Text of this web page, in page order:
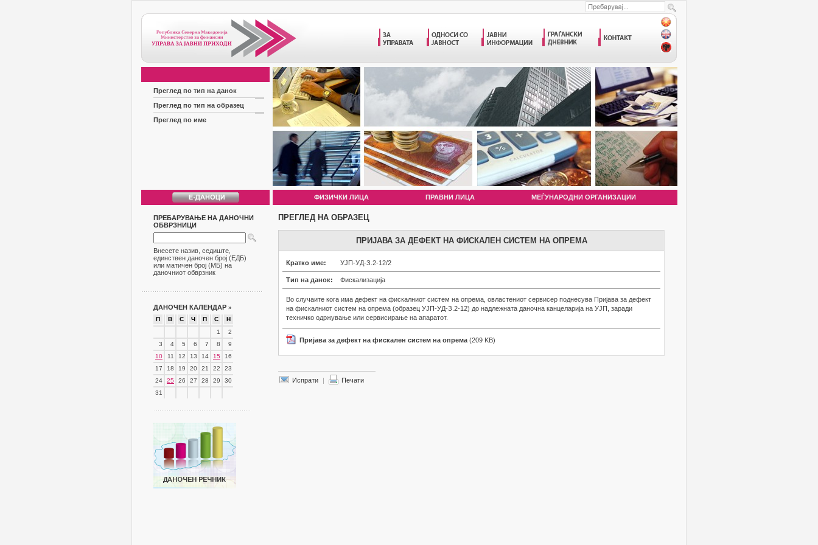
Преглед по тип на данок
Преглед по тип на образец
Преглед по име
ФИЗИЧКИ ЛИЦА ПРАВНИ ЛИЦА МЕЃУНАРОДНИ ОРГАНИЗАЦИИ
ПРЕБАРУВАЊЕ НА ДАНОЧНИ
ОБВРЗНИЦИ
Внесете назив, седиште,
единствен даночен број (ЕДБ)
или матичен број (МБ) на
даночниот обврзник
ДАНОЧЕН КАЛЕНДАР »
П В С Ч П С
Н
1
2
3
4 5 6 7 8
9
10
11 12 13 14 15
16
17
18 19 20 21 22
23
24
25 26 27 28 29
30
31
ПРЕГЛЕД НА ОБРАЗЕЦ
ПРИЈАВА ЗА ДЕФЕКТ НА ФИСКАЛЕН СИСТЕМ НА ОПРЕМА
Кратко име: УЈП-УД-З.2-12/2
Тип на данок: Фискализација
Во случаите кога има дефект на фискалниот систем на опрема, овластениот сервисер поднесува Пријава за дефект
на фискалниот систем на опрема (образец УЈП-УД-З.2-12) до надлежната даночна канцеларија на УЈП, заради
техничко одржување или сервисирање на апаратот.
Пријава за дефект на фискален систем на опрема (209 KB)
Испрати | Печати